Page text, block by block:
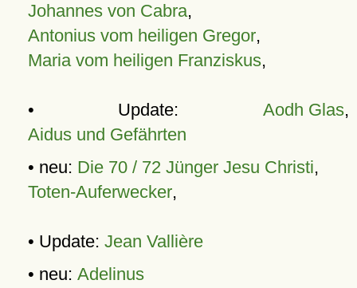
Johannes von Cabra,
Antonius vom heiligen Gregor,
Maria vom heiligen Franziskus,
• Update: Aodh Glas,
Aidus und Gefährten
• neu: Die 70 / 72 Jünger Jesu Christi,
Toten-Auferwecker,
• Update: Jean Vallière
• neu: Adelinus